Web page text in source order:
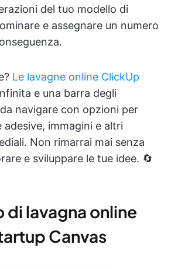
del tuo modello di
e assegnare un numero
Le lavagne online ClickUp
e una barra degli
navigare con opzioni per
immagini e altri
Non rimarrai mai senza
e sviluppare le tue idee. 🔄
di lavagna online
Canvas